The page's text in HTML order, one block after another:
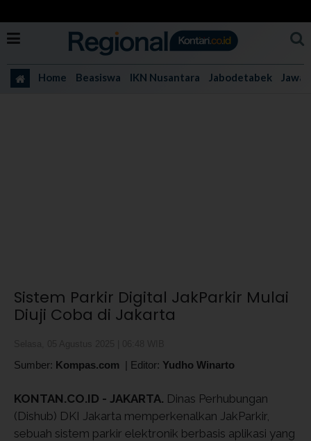
Home Beasiswa IKN Nusantara Jabodetabek Jawa
Sistem Parkir Digital JakParkir Mulai
Diuji Coba di Jakarta
Sumber: Kompas.com | Editor: Yudho Winarto
KONTAN.CO.ID - JAKARTA. Dinas Perhubungan
(Dishub) DKI Jakarta memperkenalkan JakParkir,
sebuah sistem parkir elektronik berbasis aplikasi yang